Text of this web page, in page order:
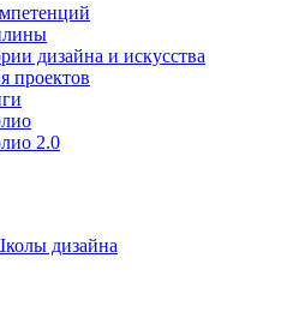
дизайна и искусства
проектов
2.0
дизайна